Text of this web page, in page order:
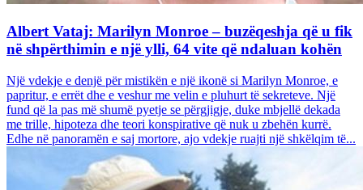
Albert Vataj: Marilyn Monroe – buzëqeshja që u fik
në shpërthimin e një ylli, 64 vite që ndaluan kohën
Një vdekje e denjë për mistikën e një ikonë si Marilyn Monroe, e
papritur, e errët dhe e veshur me velin e pluhurt të sekreteve. Një
fund që la pas më shumë pyetje se përgjigje, duke mbjellë dekada
me trille, hipoteza dhe teori konspirative që nuk u zbehën kurrë.
Edhe në panoramën e saj mortore, ajo vdekje ruajti një shkëlqim të...